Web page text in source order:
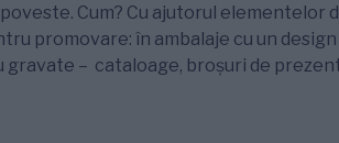
Cum? Cu ajutorul elementelor
promovare: în ambalaje cu un
– cataloage, broșuri de